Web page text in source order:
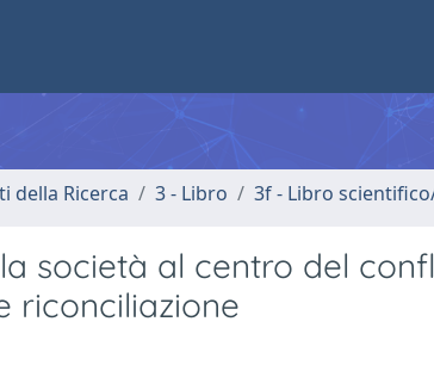
della Ricerca 3 - Libro 3f - Libro
società al centro del
riconciliazione